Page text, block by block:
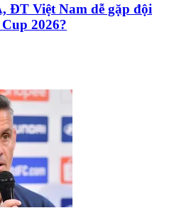
ĐT Việt Nam dễ gặp đội
2026?